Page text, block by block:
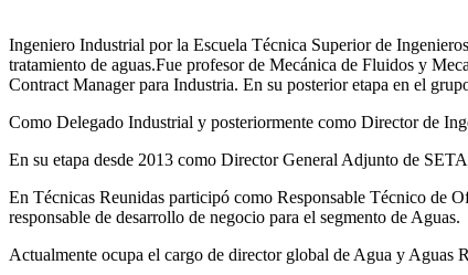
Ingeniero Industrial por la Escuela Técnica Superior de
tratamiento de aguas.Fue profesor de Mecánica de Fluidos y
Contract Manager para Industria. En su posterior etapa en el
Como Delegado Industrial y posteriormente como Director de
En su etapa desde 2013 como Director General Adjunto de
En Técnicas Reunidas participó como Responsable Técnico de
responsable de desarrollo de negocio para el segmento de Aguas.
Actualmente ocupa el cargo de director global de Agua y Aguas